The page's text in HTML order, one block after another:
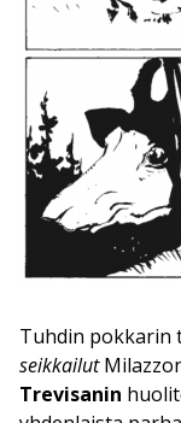
Tuhdin pokkarin
seikkailut
Trevisanin